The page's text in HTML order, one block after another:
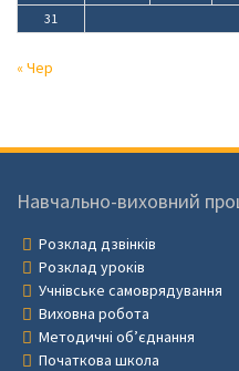
31
« Чер
Навчально-виховний
Розклад дзвінків
Розклад уроків
Учнівське самоврядування
Виховна робота
Методичні об’єднання
Початкова школа